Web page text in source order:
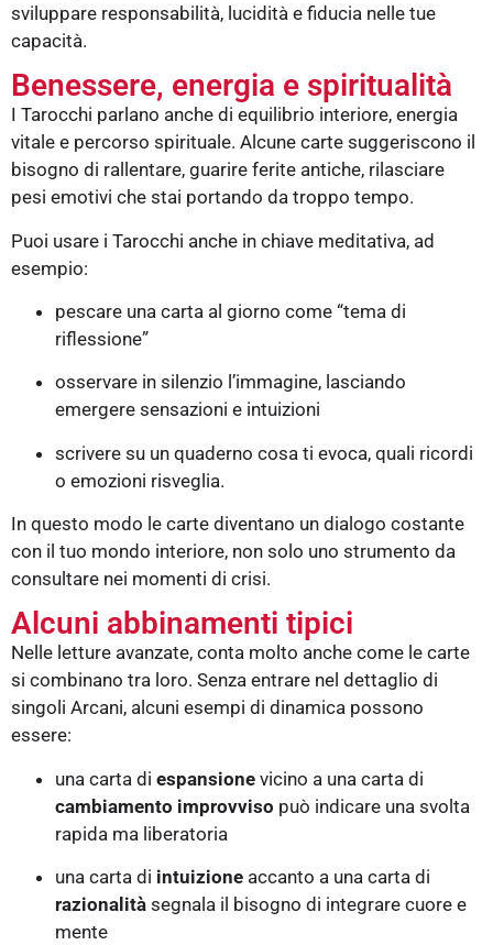
sviluppare responsabilità, lucidità e fiducia nelle tue
capacità.
Benessere, energia e spiritualità
I Tarocchi parlano anche di equilibrio interiore, energia
vitale e percorso spirituale. Alcune carte suggeriscono il
bisogno di rallentare, guarire ferite antiche, rilasciare
pesi emotivi che stai portando da troppo tempo.
Puoi usare i Tarocchi anche in chiave meditativa, ad
esempio:
pescare una carta al giorno come “tema di
riflessione”
osservare in silenzio l’immagine, lasciando
emergere sensazioni e intuizioni
scrivere su un quaderno cosa ti evoca, quali ricordi
o emozioni risveglia.
In questo modo le carte diventano un dialogo costante
con il tuo mondo interiore, non solo uno strumento da
consultare nei momenti di crisi.
Alcuni abbinamenti tipici
Nelle letture avanzate, conta molto anche come le carte
si combinano tra loro. Senza entrare nel dettaglio di
singoli Arcani, alcuni esempi di dinamica possono
essere:
una carta di espansione vicino a una carta di
cambiamento improvviso può indicare una svolta
rapida ma liberatoria
una carta di intuizione accanto a una carta di
razionalità segnala il bisogno di integrare cuore e
mente